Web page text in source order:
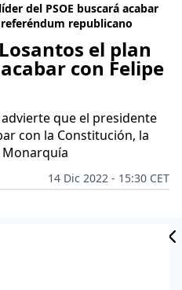
del PSOE buscará acabar
republicano
el plan
con Felipe
que el presidente
con la Constitución, la
14 Dic 2022 - 15:30 CET